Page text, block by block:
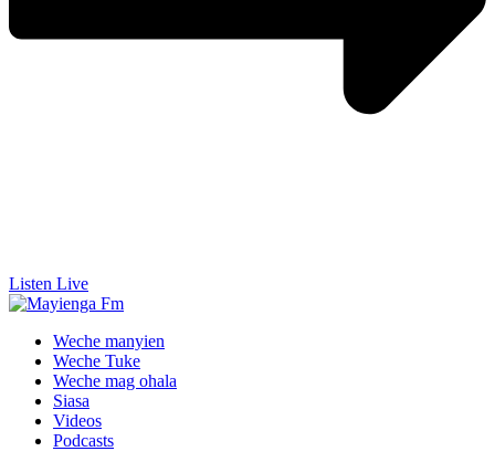
Listen Live
Weche manyien
Weche Tuke
Weche mag ohala
Siasa
Videos
Podcasts